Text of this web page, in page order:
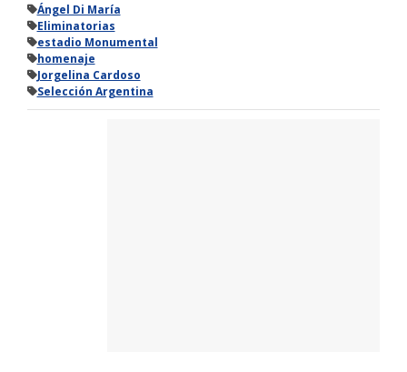
Ángel Di María
Eliminatorias
estadio Monumental
homenaje
Jorgelina Cardoso
Selección Argentina